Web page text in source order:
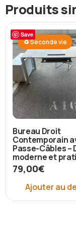
Produits
Save
♻ Seconde vie
Bureau Droit
Contemporain
Passe-Câbles –
moderne et
79,00€
Ajouter au